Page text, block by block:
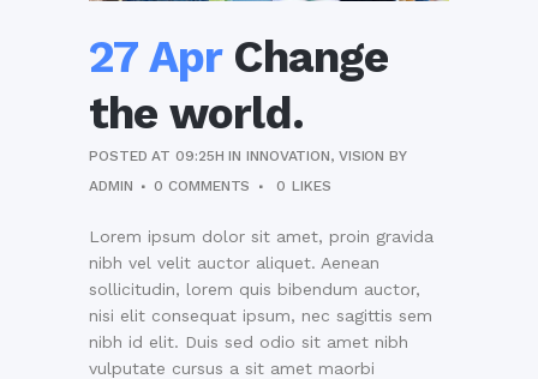
27 AprChange
the world.
POSTED AT 09:25H ININNOVATION, VISION BY
ADMIN
0 COMMENTS 0 LIKES
Lorem ipsum dolor sit amet, proin gravida
nibh vel velit auctor aliquet. Aenean
sollicitudin, lorem quis bibendum auctor,
nisi elit consequat ipsum, nec sagittis sem
nibh id elit. Duis sed odio sit amet nibh
vulputate cursus a sit amet maorbi